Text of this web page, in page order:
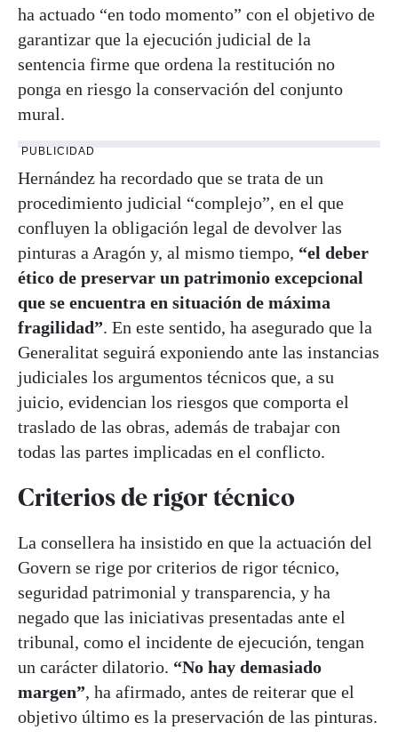
ha actuado “en todo momento” con el objetivo de
garantizar que la ejecución judicial de la
sentencia firme que ordena la restitución no
ponga en riesgo la conservación del conjunto
mural.
PUBLICIDAD
Hernández ha recordado que se trata de un
procedimiento judicial “complejo”, en el que
confluyen la obligación legal de devolver las
pinturas a Aragón y, al mismo tiempo, “el deber
ético de preservar un patrimonio excepcional
que se encuentra en situación de máxima
fragilidad”. En este sentido, ha asegurado que la
Generalitat seguirá exponiendo ante las instancias
judiciales los argumentos técnicos que, a su
juicio, evidencian los riesgos que comporta el
traslado de las obras, además de trabajar con
todas las partes implicadas en el conflicto.
Criterios de rigor técnico
La consellera ha insistido en que la actuación del
Govern se rige por criterios de rigor técnico,
seguridad patrimonial y transparencia, y ha
negado que las iniciativas presentadas ante el
tribunal, como el incidente de ejecución, tengan
un carácter dilatorio. “No hay demasiado
margen”, ha afirmado, antes de reiterar que el
objetivo último es la preservación de las pinturas.